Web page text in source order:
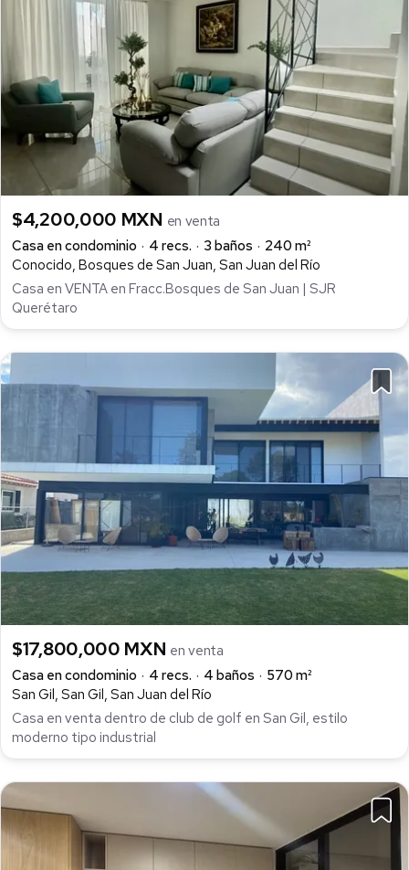
$4,200,000 MXN en venta
Casa en condominio
4 recs. 3 baños
240 m²
Conocido, Bosques de San Juan, San Juan del Río
Casa en VENTA en Fracc.Bosques de San Juan | SJR
Querétaro
$17,800,000 MXN en venta
Casa en condominio
4 recs. 4 baños
570 m²
San Gil, San Gil, San Juan del Río
Casa en venta dentro de club de golf en San Gil, estilo
moderno tipo industrial